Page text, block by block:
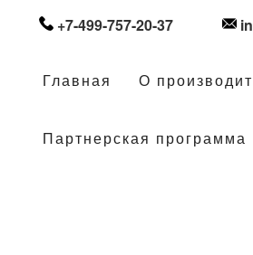
+7-499-757-20-37
Главная О
Партнерская программа